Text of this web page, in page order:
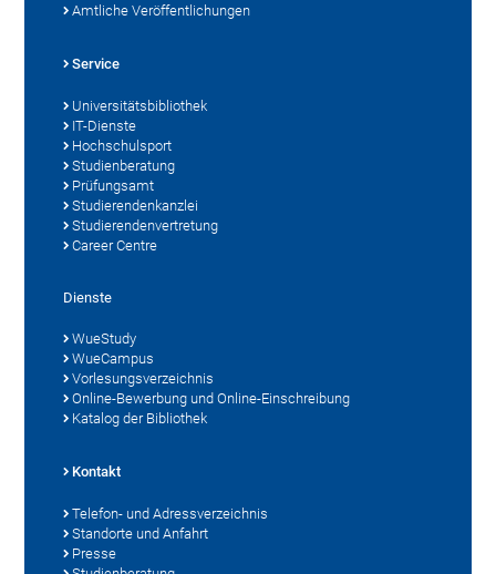
Amtliche Veröffentlichungen
Service
Universitätsbibliothek
IT-Dienste
Hochschulsport
Studienberatung
Prüfungsamt
Studierendenkanzlei
Studierendenvertretung
Career Centre
Dienste
WueStudy
WueCampus
Vorlesungsverzeichnis
Online-Bewerbung und Online-Einschreibung
Katalog der Bibliothek
Kontakt
Telefon- und Adressverzeichnis
Standorte und Anfahrt
Presse